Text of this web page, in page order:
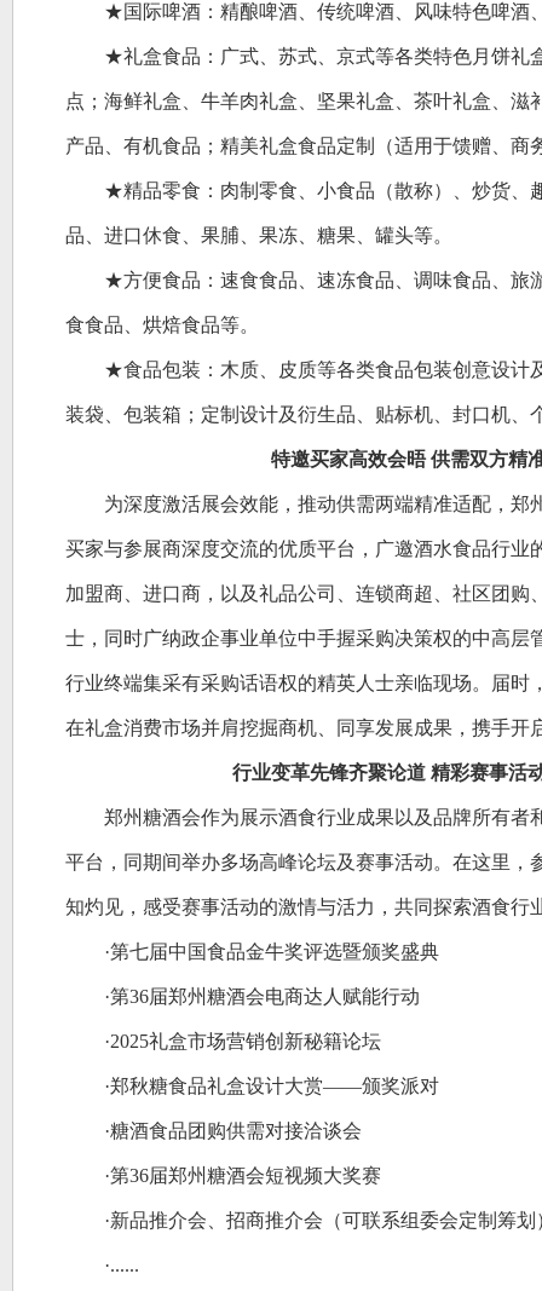
★国际啤酒：精酿啤酒、传统啤酒、风味特色啤酒
★礼盒食品：广式、苏式、京式等各类特色月饼礼
点；海鲜礼盒、牛羊肉礼盒、坚果礼盒、茶叶礼盒、滋
产品、有机食品；精美礼盒食品定制（适用于馈赠、商
★精品零食：肉制零食、小食品（散称）、炒货、
品、进口休食、果脯、果冻、糖果、罐头等。
★方便食品：速食食品、速冻食品、调味食品、旅
食食品、烘焙食品等。
★食品包装：木质、皮质等各类食品包装创意设计
装袋、包装箱；定制设计及衍生品、贴标机、封口机、
特邀买家高效会晤 供需双方精
为深度激活展会效能，推动供需两端精准适配，郑
买家与参展商深度交流的优质平台，广邀酒水食品行业
加盟商、进口商，以及礼品公司、连锁商超、社区团购
士，同时广纳政企事业单位中手握采购决策权的中高层
行业终端集采有采购话语权的精英人士亲临现场。届时
在礼盒消费市场并肩挖掘商机、同享发展成果，携手开
行业变革先锋齐聚论道 精彩赛事活
郑州糖酒会作为展示酒食行业成果以及品牌所有者
平台，同期间举办多场高峰论坛及赛事活动。在这里，
知灼见，感受赛事活动的激情与活力，共同探索酒食行
·第七届中国食品金牛奖评选暨颁奖盛典
·第36届郑州糖酒会电商达人赋能行动
·2025礼盒市场营销创新秘籍论坛
·郑秋糖食品礼盒设计大赏——颁奖派对
·糖酒食品团购供需对接洽谈会
·第36届郑州糖酒会短视频大奖赛
·新品推介会、招商推介会（可联系组委会定制筹划
·......